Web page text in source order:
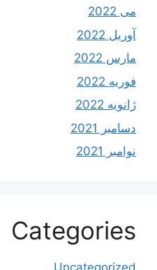
می 2022
آوریل 2022
مارس 2022
فوریه 2022
ژانویه 2022
دسامبر 2021
نوامبر 2021
Categories
Uncategorized